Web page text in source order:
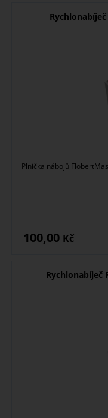
Plnička nábojů
100,00 Kč
Rychlonabíječ